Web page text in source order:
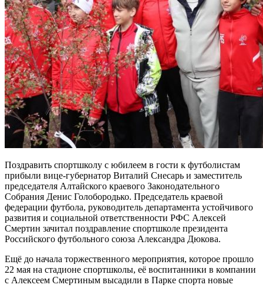
Поздравить спортшколу с юбилеем в гости к футболистам
прибыли вице-губернатор Виталий Снесарь и заместитель
председателя Алтайского краевого Законодательного
Собрания Денис Голобородько. Председатель краевой
федерации футбола, руководитель департамента устойчивого
развития и социальной ответственности РФС Алексей
Смертин зачитал поздравление спортшколе президента
Российского футбольного союза Александра Дюкова.
Ещё до начала торжественного мероприятия, которое прошло
22 мая на стадионе спортшколы, её воспитанники в компании
с Алексеем Смертиным высадили в Парке спорта новые